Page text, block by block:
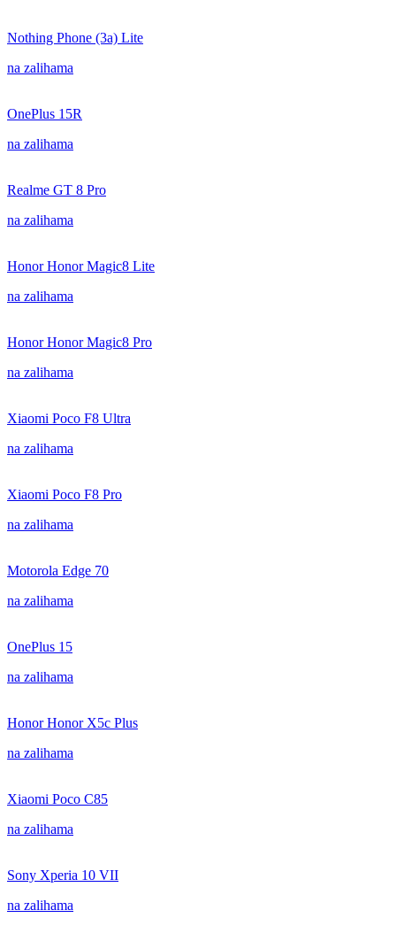
Nothing Phone (3a) Lite
na zalihama
OnePlus 15R
na zalihama
Realme GT 8 Pro
na zalihama
Honor Honor Magic8 Lite
na zalihama
Honor Honor Magic8 Pro
na zalihama
Xiaomi Poco F8 Ultra
na zalihama
Xiaomi Poco F8 Pro
na zalihama
Motorola Edge 70
na zalihama
OnePlus 15
na zalihama
Honor Honor X5c Plus
na zalihama
Xiaomi Poco C85
na zalihama
Sony Xperia 10 VII
na zalihama